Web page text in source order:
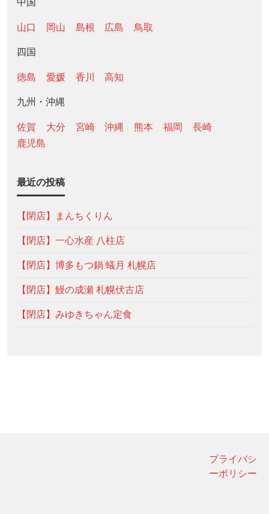
中国
山口 岡山 島根 広島 鳥取
四国
徳島 愛媛 香川 高知
九州・沖縄
佐賀 大分 宮崎 沖縄 熊本 福岡
長崎
鹿児島
最近の投稿
【閉店】まんちくりん
【閉店】一心水産 八柱店
【閉店】博多もつ鍋 蟻月 札幌店
【閉店】鰻の成瀬 札幌伏古店
【閉店】みゆきちゃん定食
プライバシ
ーポリシー